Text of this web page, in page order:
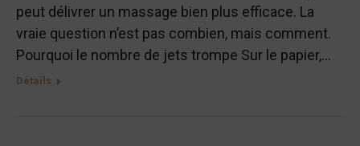
peut délivrer un massage bien plus efficace. La
vraie question n’est pas combien, mais comment.
Pourquoi le nombre de jets trompe Sur le papier,…
Détails